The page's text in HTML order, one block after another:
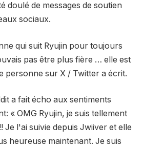
doulé de messages de soutien
sociaux.
qui suit Ryujin pour toujours
pas être plus fière … elle est
personne sur X / Twitter a écrit.
a fait écho aux sentiments
: « OMG Ryujin, je suis tellement
Je l'ai suivie depuis Jwiiver et elle
heureuse maintenant. Je suis